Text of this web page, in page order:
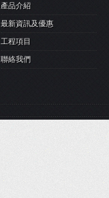
產品介紹
最新資訊及優惠
工程項目
聯絡我們